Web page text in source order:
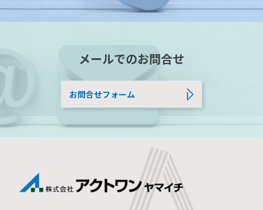
メールでのお問合せ
お問合せフォーム